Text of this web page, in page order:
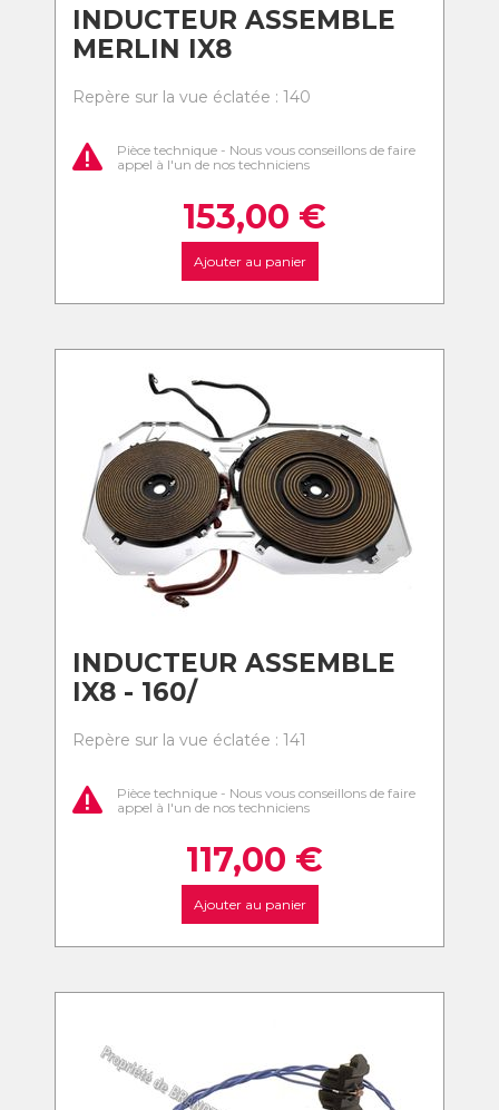
INDUCTEUR ASSEMBLE
MERLIN IX8
Repère sur la vue éclatée : 140
Pièce technique - Nous vous conseillons de faire
appel à l'un de nos techniciens
153,00 €
Ajouter au panier
INDUCTEUR ASSEMBLE
IX8 - 160/
Repère sur la vue éclatée : 141
Pièce technique - Nous vous conseillons de faire
appel à l'un de nos techniciens
117,00 €
Ajouter au panier